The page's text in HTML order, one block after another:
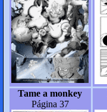
Tame a monkey
Página 37